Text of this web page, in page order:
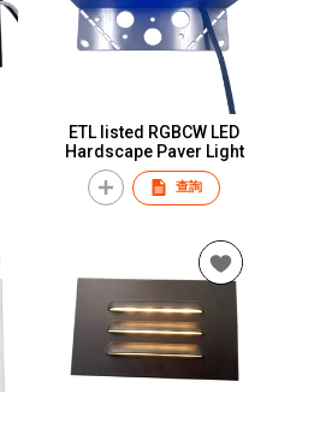
ETL listed RGBCW LED
Hardscape Paver Light
查詢